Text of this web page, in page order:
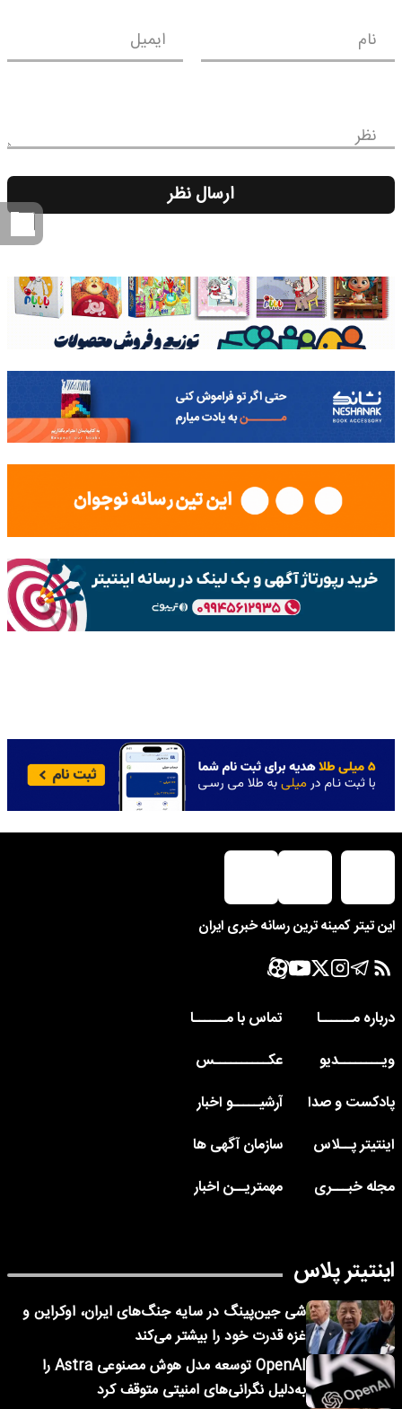
نام ایمیل
نظر
ارسال نظر
این تیتر کمینه ترین رسانه خبری ایران
درباره مــــــا
تماس با مــــــا
ویــــــــدیو
عکــــــــــس
پادکست و صدا
آرشیـــــو اخبار
اینتیتر پــلاس
سازمان آگهی ها
مجله خبـــری
مهمتریــن اخبار
اینتیتر پلاس
شی جین‌پینگ در سایه جنگ‌های ایران، اوکراین و
غزه قدرت خود را بیشتر می‌کند
OpenAI توسعه مدل هوش مصنوعی Astra را
به‌دلیل نگرانی‌های امنیتی متوقف کرد